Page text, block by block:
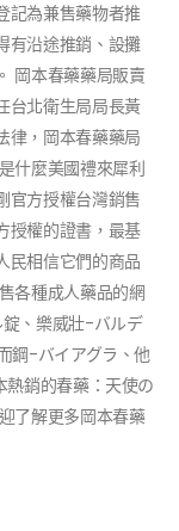
記為兼售藥物者推
有沿途推銷、設攤
岡本春藥藥局販賣
台北衛生局局長黃
律，岡本春藥藥局
什麼美國禮來犀利
官方授權台灣銷售
授權的證書，最基
民相信它們的商品
各種成人藥品的網
、樂威壯-バルデ
鋼-バイアグラ、他
銷的春藥：天使の
了解更多岡本春藥